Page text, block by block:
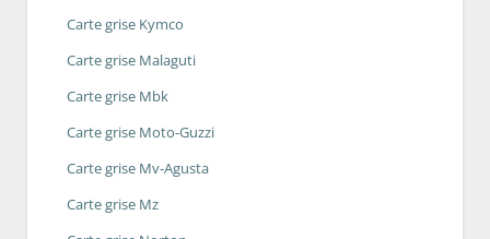
Carte grise Kymco
Carte grise Malaguti
Carte grise Mbk
Carte grise Moto-Guzzi
Carte grise Mv-Agusta
Carte grise Mz